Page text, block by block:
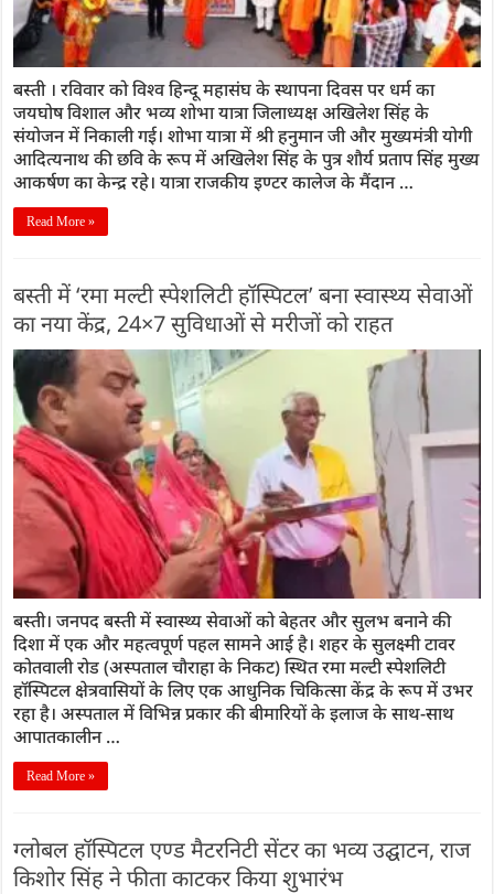
बस्ती । रविवार को विश्व हिन्दू महासंघ के स्थापना दिवस पर धर्म का
जयघोष विशाल और भव्य शोभा यात्रा जिलाध्यक्ष अखिलेश सिंह के
संयोजन में निकाली गई। शोभा यात्रा में श्री हनुमान जी और मुख्यमंत्री योगी
आदित्यनाथ की छवि के रूप में अखिलेश सिंह के पुत्र शौर्य प्रताप सिंह मुख्य
आकर्षण का केन्द्र रहे। यात्रा राजकीय इण्टर कालेज के मैंदान …
Read More »
बस्ती में ‘रमा मल्टी स्पेशलिटी हॉस्पिटल’ बना स्वास्थ्य सेवाओं
का नया केंद्र, 24×7 सुविधाओं से मरीजों को राहत
बस्ती। जनपद बस्ती में स्वास्थ्य सेवाओं को बेहतर और सुलभ बनाने की
दिशा में एक और महत्वपूर्ण पहल सामने आई है। शहर के सुलक्ष्मी टावर
कोतवाली रोड (अस्पताल चौराहा के निकट) स्थित रमा मल्टी स्पेशलिटी
हॉस्पिटल क्षेत्रवासियों के लिए एक आधुनिक चिकित्सा केंद्र के रूप में उभर
रहा है। अस्पताल में विभिन्न प्रकार की बीमारियों के इलाज के साथ-साथ
आपातकालीन …
Read More »
ग्लोबल हॉस्पिटल एण्ड मैटरनिटी सेंटर का भव्य उद्घाटन, राज
किशोर सिंह ने फीता काटकर किया शुभारंभ